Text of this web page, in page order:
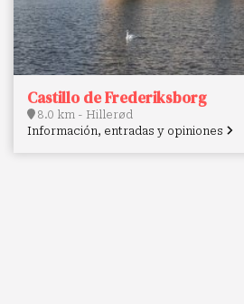
Castillo de Frederiksborg
8.0 km - Hillerød
Información, entradas y opiniones